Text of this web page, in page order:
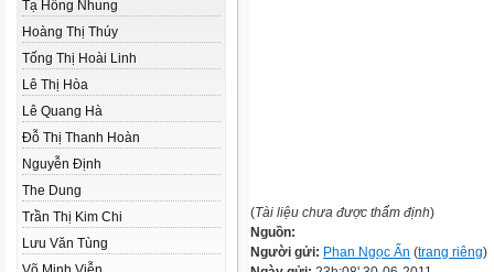
Tạ Hồng Nhung
Hoàng Thị Thúy
Tống Thị Hoài Linh
Lê Thị Hòa
Lê Quang Hà
Đỗ Thị Thanh Hoàn
Nguyễn Định
The Dung
Trần Thị Kim Chi
Lưu Văn Tùng
(Tài liệu chưa được thẩm định)
Nguồn:
Người gửi: Phan Ngọc Ẩn (trang riêng)